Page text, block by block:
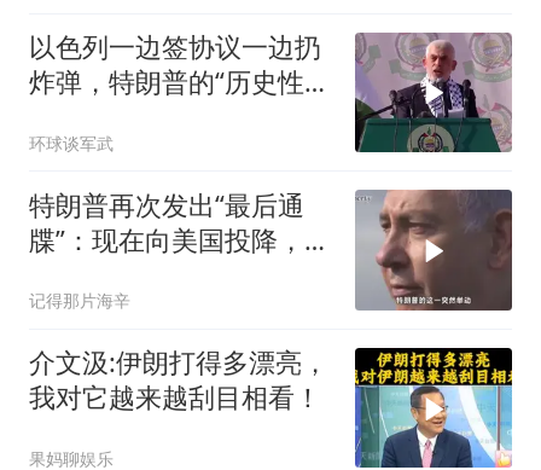
以色列一边签协议一边扔
炸弹，特朗普的“历史性协
环球谈军武
特朗普再次发出“最后通
牒”：现在向美国投降，是
记得那片海辛
介文汲:伊朗打得多漂亮，
我对它越来越刮目相看！
果妈聊娱乐